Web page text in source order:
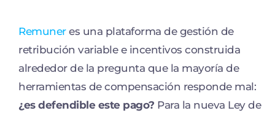
Remuneres una plataforma de gestión de
retribución variable e incentivos construida
alrededor de la pregunta que la mayoría de
herramientas de compensación responde mal:
¿es defendible este pago? Para la nueva Ley de